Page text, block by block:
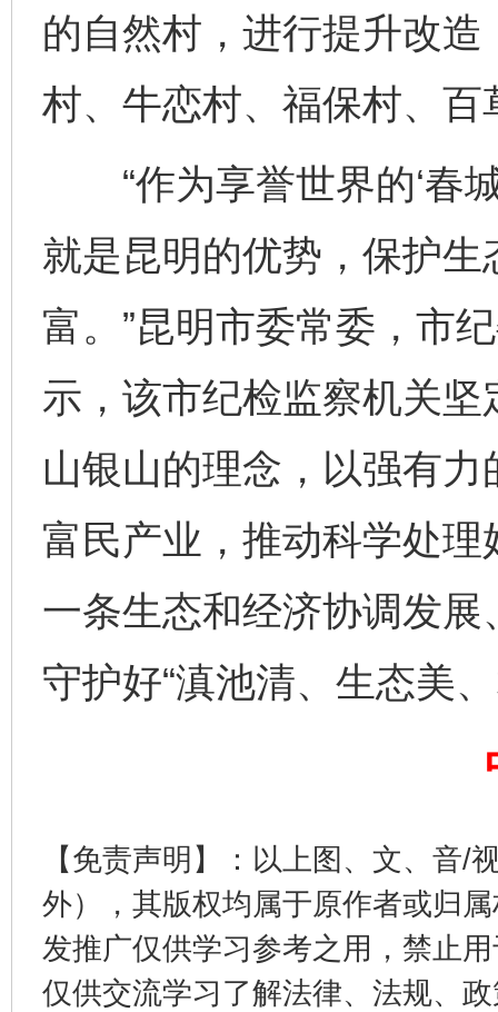
的自然村，进行提升改
村、牛恋村、福保村、
“作为享誉世界的‘春城
就是昆明的优势，保护
富。”昆明市委常委，市
示，该市纪检监察机关
山银山的理念，以强有
富民产业，推动科学处理
一条生态和经济协调发
守护好“滇池清、生态美
【免责声明】：以上图、文、音/
外），其版权均属于原作者或归
发推广仅供学习参考之用，禁止
仅供交流学习了解法律、法规、
完善运行机制助力责任有效落实 一纸欠
东山县通报“牛蛙产品抗生素超标问题” 法